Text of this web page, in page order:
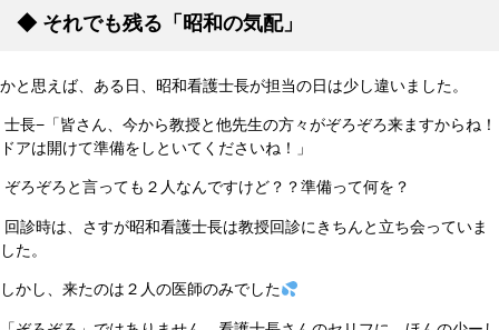
◆ それでも残る「昭和の気配」
かと思えば、ある日、昭和看護士長が担当の日は少し違いました。
士長−「皆さん、今から教授と他先生の方々がぞろぞろ来ますからね！
ドアは開けて準備をしといてくださいね！」
ぞろぞろと言っても２人なんですけど？？準備って何を？
回診時は、さすが昭和看護士長は教授回診にきちんと立ち会っていま
した。
しかし、来たのは２人の医師のみでした